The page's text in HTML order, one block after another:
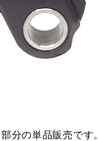
分の単品販売です。